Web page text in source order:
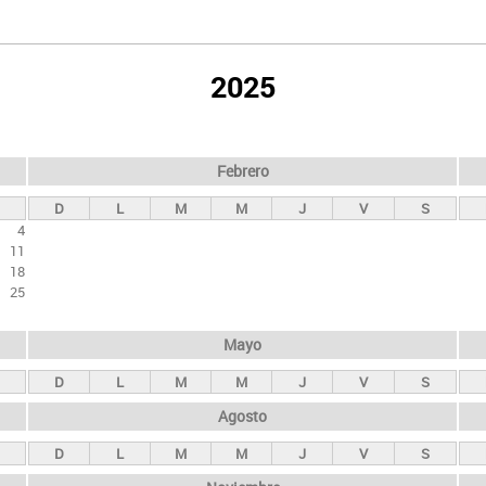
2025
4
11
18
25
Febrero
D L M M J V S
Mayo
D L M M J V S
Agosto
D L M M J V S